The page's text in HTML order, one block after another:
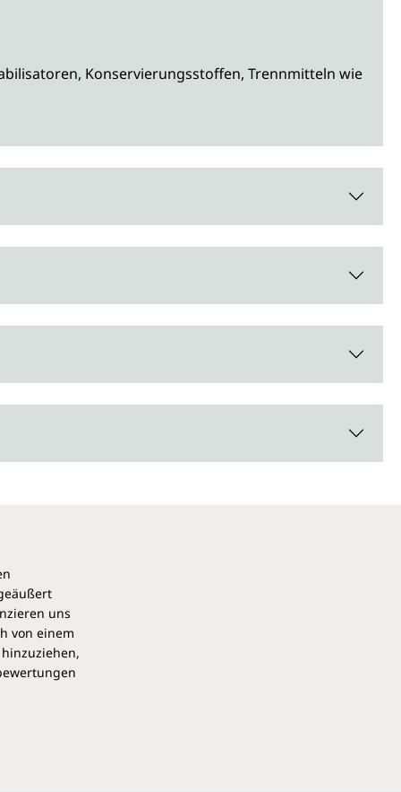
Konservierungsstoffen, Trennmitteln wie
uns
von einem